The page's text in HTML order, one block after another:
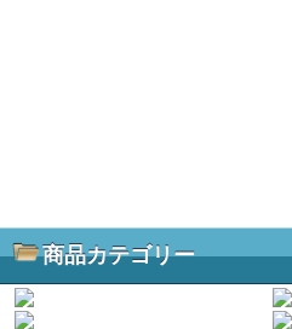
商品カテゴリー